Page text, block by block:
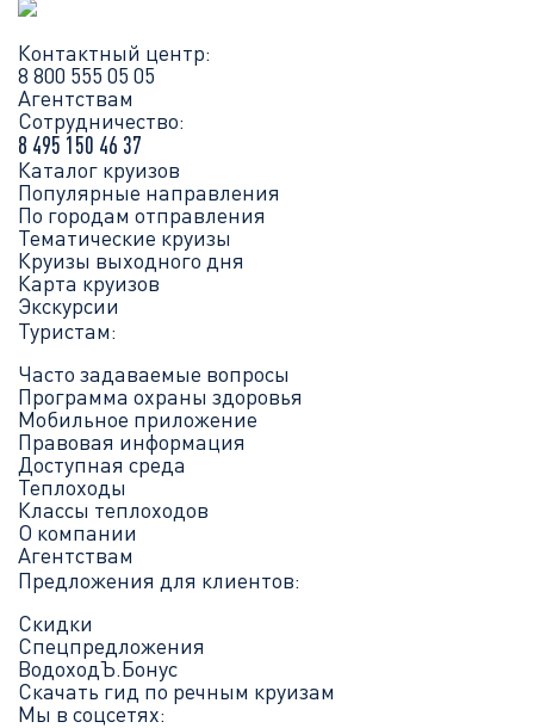
Контактный центр:
8 800 555 05 05
Агентствам
Сотрудничество:
8 495 150 46 37
Каталог круизов
Популярные направления
По городам отправления
Тематические круизы
Круизы выходного дня
Карта круизов
Экскурсии
Туристам:
Часто задаваемые вопросы
Программа охраны здоровья
Мобильное приложение
Правовая информация
Доступная среда
Теплоходы
Классы теплоходов
О компании
Агентствам
Предложения для клиентов:
Скидки
Спецпредложения
ВодоходЪ.Бонус
Скачать гид по речным круизам
Мы в соцсетях: